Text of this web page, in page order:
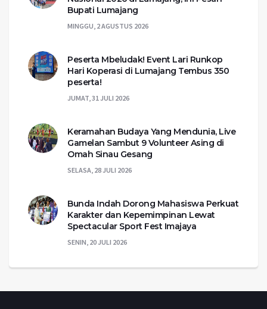
Bupati Lumajang
MINGGU, 2 AGUSTUS 2026
Peserta Mbeludak! Event Lari Runkop
Hari Koperasi di Lumajang Tembus 350
peserta!
JUMAT, 31 JULI 2026
Keramahan Budaya Yang Mendunia, Live
Gamelan Sambut 9 Volunteer Asing di
Omah Sinau Gesang
SELASA, 28 JULI 2026
Bunda Indah Dorong Mahasiswa Perkuat
Karakter dan Kepemimpinan Lewat
Spectacular Sport Fest Imajaya
SENIN, 20 JULI 2026